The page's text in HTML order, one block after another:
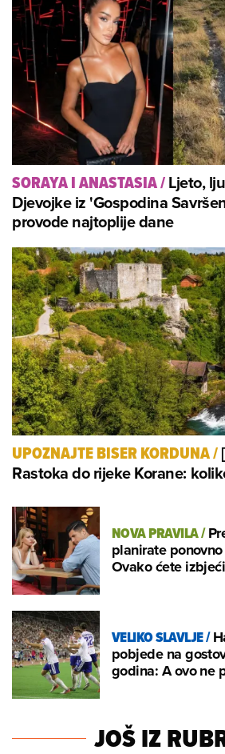
SORAYA I ANASTASIA/Ljeto,
Djevojke iz 'Gospodina
provode najtoplije dane
UPOZNAJTE BISER KORDUNA/
Rastoka do rijeke Korane:
NOVA PRAVILA/
planirate
Ovako ćete
VELIKO SLAVLJE/
pobjede na
godina: A ovo ne
JOŠ IZ